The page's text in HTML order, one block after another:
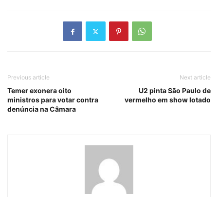
Previous article
Temer exonera oito
ministros para votar contra
denúncia na Câmara
Next article
U2 pinta São Paulo de
vermelho em show lotado